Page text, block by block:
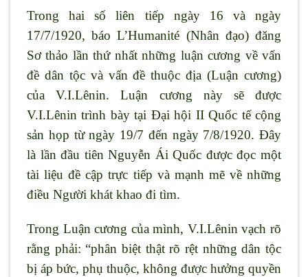
Trong hai số liên tiếp ngày 16 và ngày
17/7/1920, báo L’Humanité (Nhân đạo) đăng
Sơ thảo lần thứ nhất những luận cương về vấn
đề dân tộc và vấn đề thuộc địa (Luận cương)
của V.I.Lênin. Luận cương này sẽ được
V.I.Lênin trình bày tại Đại hội II Quốc tế cộng
sản họp từ ngày 19/7 đến ngày 7/8/1920. Đây
là lần đầu tiên Nguyễn Ái Quốc được đọc một
tài liệu đề cập trực tiếp và mạnh mẽ về những
điều Người khát khao đi tìm.
Trong Luận cương của mình, V.I.Lênin vạch rõ
rằng phải: “phân biệt thật rõ rệt những dân tộc
bị áp bức, phụ thuộc, không được hưởng quyền